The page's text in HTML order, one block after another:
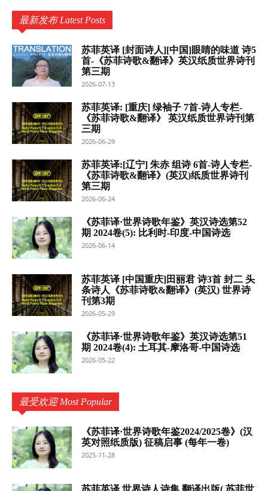
最新发布 Latest Posts
苏菲英译 [封面诗人][中国]眼睛的味道 诗5
首-《苏菲诗歌&翻译》英汉纸质世界诗刊
第三期
2026-07-13
苏菲英译: [重庆] 绿袖子 7首-诗人专栏-
《苏菲诗歌&翻译》 英汉纸质世界诗刊第
三期
2026-06-29
苏菲英译:[辽宁] 朱赤 组诗 6首-诗人专栏-
《苏菲诗歌&翻译》(英汉)纸质世界诗刊
第三期
2026-06-24
《苏菲译·世界诗歌年鉴》英汉诗选第52
期 2024卷(5): 比利时-印度-中国诗选
2026-06-14
苏菲英译 [中国重庆]田丽君 诗3首 封二 头
条诗人《苏菲诗歌&翻译》(英汉) 世界诗
刊第3期
2026-05-29
《苏菲译·世界诗歌年鉴》英汉诗选第51
期 2024卷(4): 土耳其-摩洛哥-中国诗选
2026-05-22
最受欢迎 Most Popular
《苏菲译·世界诗歌年鉴2024/2025卷》(汉
英对照纸质版) 征稿启事 (每年一卷)
2025-11-28
苏菲英译 世界诗人诗集 翻译出版( 苏菲世